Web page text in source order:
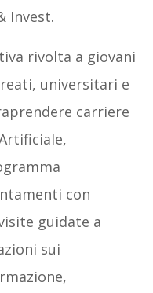
Invest.
rivolta a giovani
universitari e
carriere
con
guidate a
sui